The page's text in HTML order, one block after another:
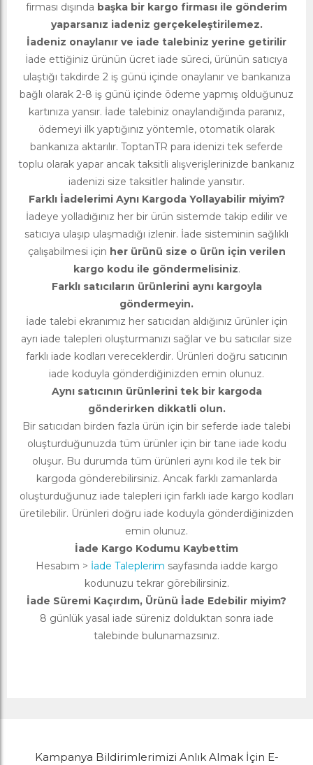
firması dışında başka bir kargo firması ile gönderim
yaparsanız iadeniz gerçekeleştirilemez.
İadeniz onaylanır ve iade talebiniz yerine getirilir
İade ettiğiniz ürünün ücret iade süreci, ürünün satıcıya
ulaştığı takdirde 2 iş günü içinde onaylanır ve bankanıza
bağlı olarak 2-8 iş günü içinde ödeme yapmış olduğunuz
kartınıza yansır. İade talebiniz onaylandığında paranız,
ödemeyi ilk yaptığınız yöntemle, otomatik olarak
bankanıza aktarılır. ToptanTR para idenizi tek seferde
toplu olarak yapar ancak taksitli alışverişlerinizde bankanız
iadenizi size taksitler halinde yansıtır.
Farklı İadelerimi Aynı Kargoda Yollayabilir miyim?
İadeye yolladığınız her bir ürün sistemde takip edilir ve
satıcıya ulaşıp ulaşmadığı izlenir. İade sisteminin sağlıklı
çalışabilmesi için her ürünü size o ürün için verilen
kargo kodu ile göndermelisiniz.
Farklı satıcıların ürünlerini aynı kargoyla
göndermeyin.
İade talebi ekranımız her satıcıdan aldığınız ürünler için
ayrı iade talepleri oluşturmanızı sağlar ve bu satıcılar size
farklı iade kodları vereceklerdir. Ürünleri doğru satıcının
iade koduyla gönderdiğinizden emin olunuz.
Aynı satıcının ürünlerini tek bir kargoda
gönderirken dikkatli olun.
Bir satıcıdan birden fazla ürün için bir seferde iade talebi
oluşturduğunuzda tüm ürünler için bir tane iade kodu
oluşur. Bu durumda tüm ürünleri aynı kod ile tek bir
kargoda gönderebilirsiniz. Ancak farklı zamanlarda
oluşturduğunuz iade talepleri için farklı iade kargo kodları
üretilebilir. Ürünleri doğru iade koduyla gönderdiğinizden
emin olunuz.
İade Kargo Kodumu Kaybettim
Hesabım > İade Taleplerim sayfasında iadde kargo
kodunuzu tekrar görebilirsiniz.
İade Süremi Kaçırdım, Ürünü İade Edebilir miyim?
8 günlük yasal iade süreniz dolduktan sonra iade
talebinde bulunamazsınız.
Kampanya Bildirimlerimizi Anlık Almak İçin E-